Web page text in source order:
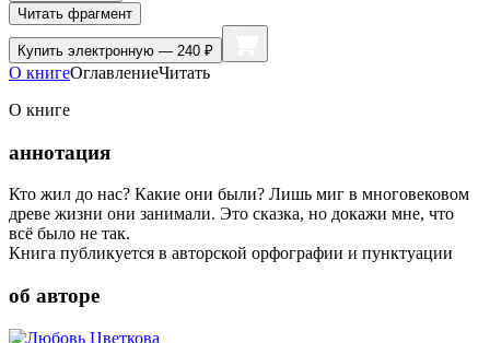
Читать фрагмент
Купить электронную — 240 ₽
О книгеОглавлениеЧитать
О книге
аннотация
Кто жил до нас? Какие они были? Лишь миг в многовековом
древе жизни они занимали. Это сказка, но докажи мне, что
всё было не так.
Книга публикуется в авторской орфографии и пунктуации
об авторе